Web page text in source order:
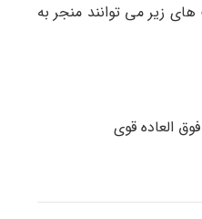
زیر می توانند منجر به
العاده قوی